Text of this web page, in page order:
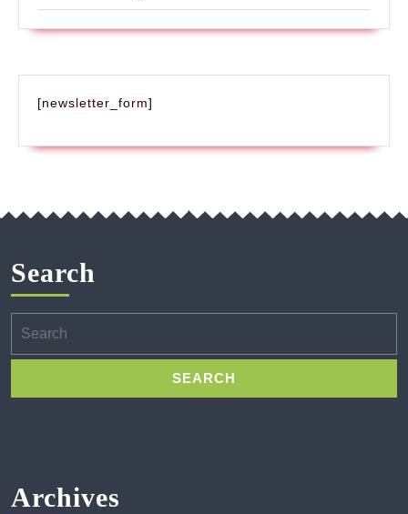
[newsletter_form]
Search
for:
Archives